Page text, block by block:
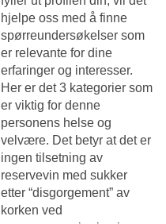
hjelpe oss med å finne
spørreundersøkelser som
er relevante for dine
erfaringer og interesser.
Her er det 3 kategorier som
er viktig for denne
personens helse og
velvære. Det betyr at det er
ingen tilsetning av
reservevin med sukker
etter “disgorgement” av
korken ved